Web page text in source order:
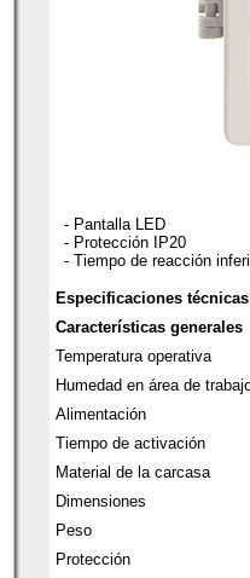
- Pantalla LED
- Protección IP20
- Tiempo de reacción
Especificaciones
Características generales
Temperatura operativa
Humedad en área de
Alimentación
Tiempo de activación
Material de la carcasa
Dimensiones
Peso
Protección